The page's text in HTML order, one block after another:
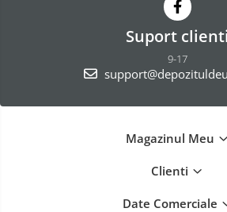
Suport clienti
9-17
Magazinul Meu
Clienti
Date Comerciale